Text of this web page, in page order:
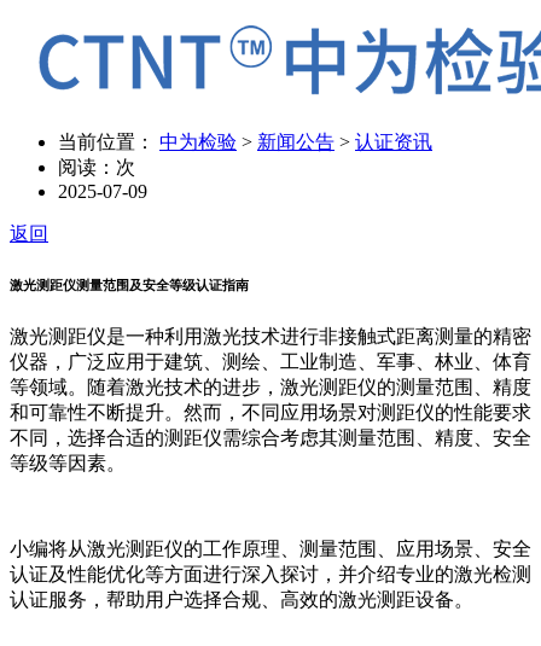
当前位置： 中为检验 > 新闻公告 > 认证资讯
阅读： 次
2025-07-09
返回
激光测距仪测量范围及安全等级认证指南
激光测距仪是一种利用激光技术进行非接触式距离测量的精密
仪器，广泛应用于建筑、测绘、工业制造、军事、林业、体育
等领域。随着激光技术的进步，激光测距仪的测量范围、精度
和可靠性不断提升。然而，不同应用场景对测距仪的性能要求
不同，选择合适的测距仪需综合考虑其测量范围、精度、安全
等级等因素。
小编将从激光测距仪的工作原理、测量范围、应用场景、安全
认证及性能优化等方面进行深入探讨，并介绍专业的激光检测
认证服务，帮助用户选择合规、高效的激光测距设备。